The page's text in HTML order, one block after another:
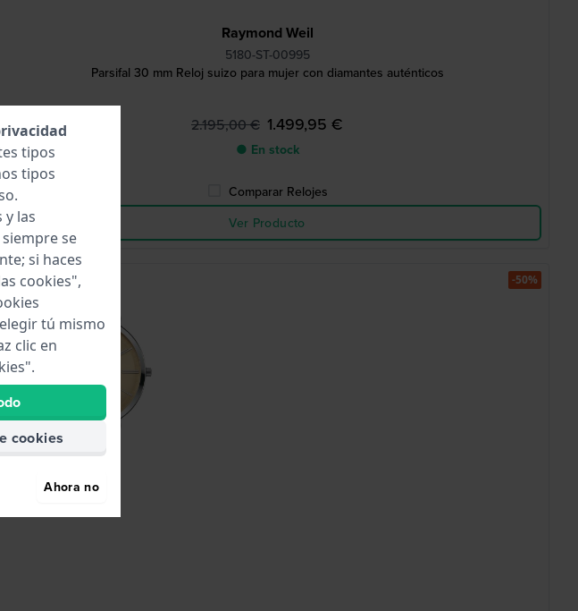
Raymond Weil
5180-ST-00995
Parsifal 30 mm Reloj suizo para mujer con diamantes auténticos
2.195,00 € 1.499,95 €
● En stock
Comparar Relojes
Ver Producto
-50%
tipos
tipos
y las
se
si haces
cookies",
tú mismo
clic en
cookies
Ahora no